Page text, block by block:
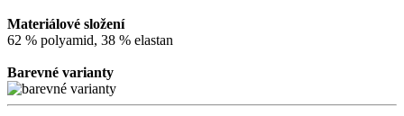
Materiálové složení
62 % polyamid, 38 % elastan
Barevné varianty